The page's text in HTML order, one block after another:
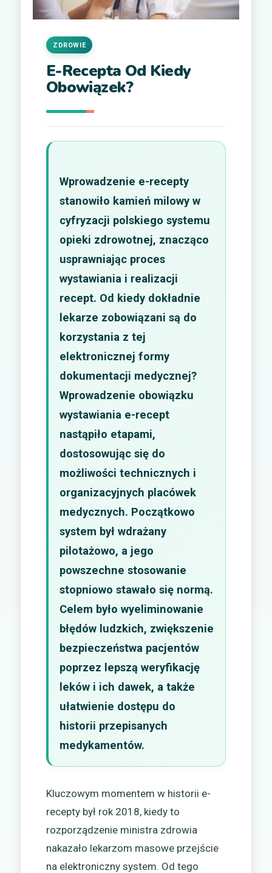
E-Recepta Od Kiedy
Obowiązek?
ZDROWIE
Wprowadzenie e-recepty
stanowiło kamień milowy w
cyfryzacji polskiego systemu
opieki zdrowotnej, znacząco
usprawniając proces
wystawiania i realizacji
recept. Od kiedy dokładnie
lekarze zobowiązani są do
korzystania z tej
elektronicznej formy
dokumentacji medycznej?
Wprowadzenie obowiązku
wystawiania e-recept
nastąpiło etapami,
dostosowując się do
możliwości technicznych i
organizacyjnych placówek
medycznych. Początkowo
system był wdrażany
pilotażowo, a jego
powszechne stosowanie
stopniowo stawało się normą.
Celem było wyeliminowanie
błędów ludzkich, zwiększenie
bezpieczeństwa pacjentów
poprzez lepszą weryfikację
leków i ich dawek, a także
ułatwienie dostępu do
historii przepisanych
medykamentów.
Kluczowym momentem w historii e-
recepty był rok 2018, kiedy to
rozporządzenie ministra zdrowia
nakazało lekarzom masowe przejście
na elektroniczny system. Od tego